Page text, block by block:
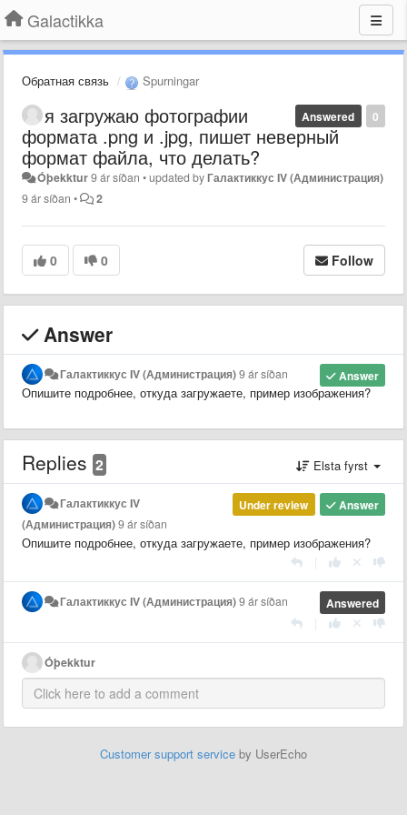
Galactikka
Обратная связь Spurningar
0
Answered
я загружаю фотографии
формата .png и .jpg, пишет неверный
формат файла, что делать?
Óþekktur9 ár síðan •updated byГалактиккус IV (Администрация)
9 ár síðan • 2
0 0 Follow
Answer
Answer
Галактиккус IV (Администрация)9 ár síðan
Опишите подробнее, откуда загружаете, пример изображения?
Replies 2 Elsta fyrst
Answer
Under review
Галактиккус IV
(Администрация)9 ár síðan
Опишите подробнее, откуда загружаете, пример изображения?
Answered
Галактиккус IV (Администрация)9 ár síðan
Óþekktur
Customer support service by UserEcho